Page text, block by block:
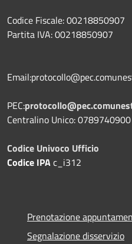
Codice Fiscale: 00218850907
Partita IVA: 00218850907
PEC:
Centralino Unico: 0789740900
Codice Univoco Ufficio
Codice IPAc_i312
Prenotazione
Segnalazione disservizio